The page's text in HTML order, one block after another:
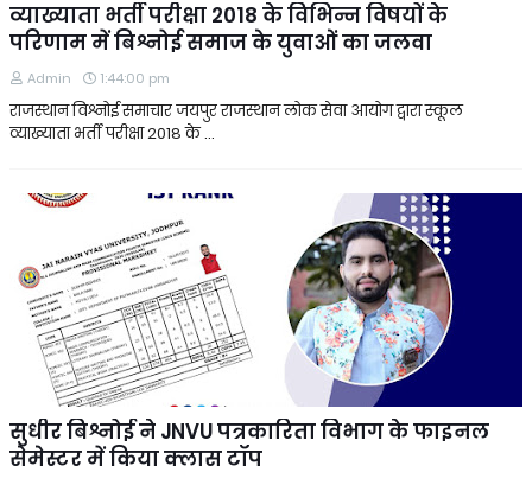
व्याख्याता भर्ती परीक्षा 2018 के विभिन्न विषयों के
परिणाम में बिश्नोई समाज के युवाओं का जलवा
Admin 1:44:00 pm
राजस्थान विश्नोई समाचार जयपुर राजस्थान लोक सेवा आयोग द्वारा स्कूल
व्याख्याता भर्ती परीक्षा 2018 के …
सुधीर बिश्नोई ने JNVU पत्रकारिता विभाग के फाइनल
सेमेस्टर में किया क्लास टॉप